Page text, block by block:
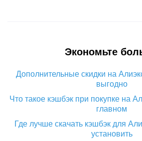
Экономьте
Дополнительные скидки на
выгодно
Что такое кэшбэк при покупке на
главном
Где лучше скачать кэшбэк для
установить